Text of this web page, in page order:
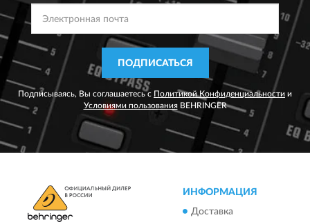
ПОДПИСАТЬСЯ
Подписываясь, Вы соглашаетесь с Политикой Конфиденциальности и
Условиями пользованияBEHRINGER
ИНФОРМАЦИЯ
Доставка